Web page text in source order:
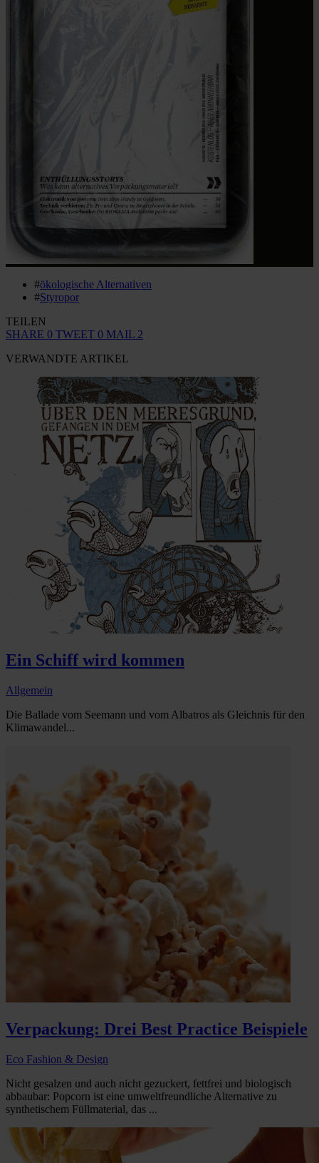
#ökologische Alternativen
#Styropor
TEILEN
SHARE 0 TWEET 0 MAIL 2
VERWANDTE ARTIKEL
Ein Schiff wird kommen
Allgemein
Die Ballade vom Seemann und vom Albatros als Gleichnis für den
Klimawandel...
Verpackung: Drei Best Practice Beispiele
Eco Fashion & Design
Nicht gesalzen und auch nicht gezuckert, fettfrei und biologisch
abbaubar: Popcorn ist eine umweltfreundliche Alternative zu
synthetischem Füllmaterial, das ...